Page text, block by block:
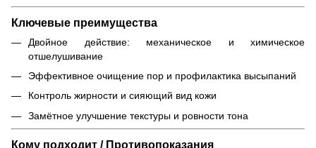
Ключевые преимущества
Двойное действие: механическое и химическое
отшелушивание
Эффективное очищение пор и профилактика высыпаний
Контроль жирности и сияющий вид кожи
Замётное улучшение текстуры и ровности тона
Кому подходит / Противопоказания